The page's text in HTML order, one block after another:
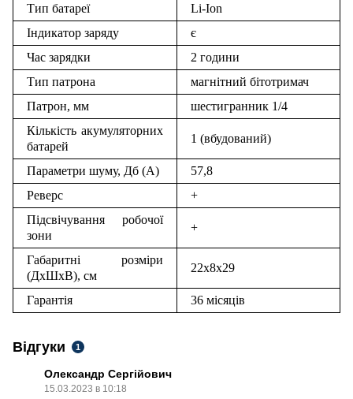
Тип батареї
Li-Ion
Індикатор заряду
є
Час зарядки
2 години
Тип патрона
магнітний бітотримач
Патрон, мм
шестигранник 1/4
Кількість акумуляторних
батарей
1 (вбудований)
Параметри шуму, Дб (А)
57,8
Реверс
+
Підсвічування робочої
зони
+
Габаритні розміри
(ДхШхВ), см
22х8х29
Гарантія 36 місяців
Відгуки 1
Олександр Сергійович
15.03.2023 в 10:18